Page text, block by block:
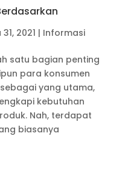
2021 | Informasi
satu bagian penting
para konsumen
yang utama,
kebutuhan
Nah, terdapat
biasanya